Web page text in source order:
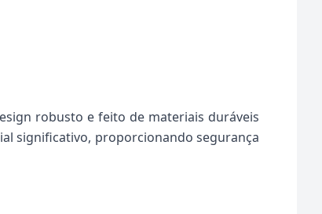
robusto e feito de materiais duráveis
significativo, proporcionando segurança